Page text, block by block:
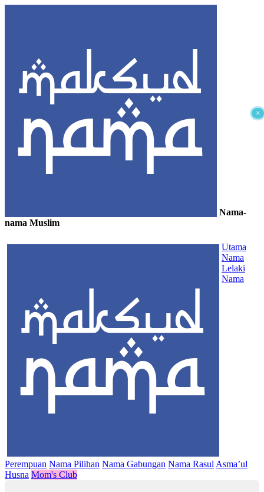
×
Nama-
nama Muslim
Utama
Nama
Lelaki
Nama
Perempuan Nama Pilihan Nama Gabungan Nama Rasul Asma’ul
Husna Mom's Club